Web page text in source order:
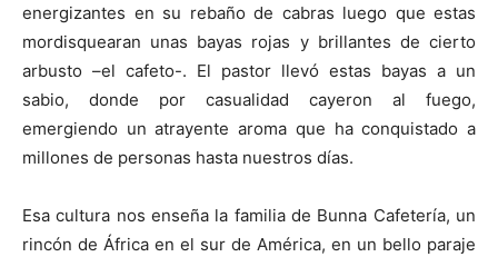
energizantes en su rebaño de cabras luego que estas
mordisquearan unas bayas rojas y brillantes de cierto
arbusto –el cafeto-. El pastor llevó estas bayas a un
sabio, donde por casualidad cayeron al fuego,
emergiendo un atrayente aroma que ha conquistado a
millones de personas hasta nuestros días.
Esa cultura nos enseña la familia de Bunna Cafetería, un
rincón de África en el sur de América, en un bello paraje